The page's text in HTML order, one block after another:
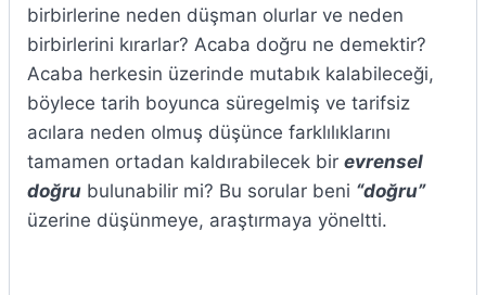
birbirlerine neden düşman olurlar ve neden
birbirlerini kırarlar? Acaba doğru ne demektir?
Acaba herkesin üzerinde mutabık kalabileceği,
böylece tarih boyunca süregelmiş ve tarifsiz
acılara neden olmuş düşünce farklılıklarını
tamamen ortadan kaldırabilecek bir evrensel
doğru bulunabilir mi? Bu sorular beni “doğru”
üzerine düşünmeye, araştırmaya yöneltti.